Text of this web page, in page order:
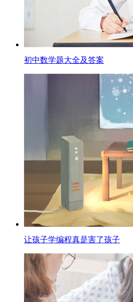
初中数学题大全及答案
让孩子学编程真是害了孩子